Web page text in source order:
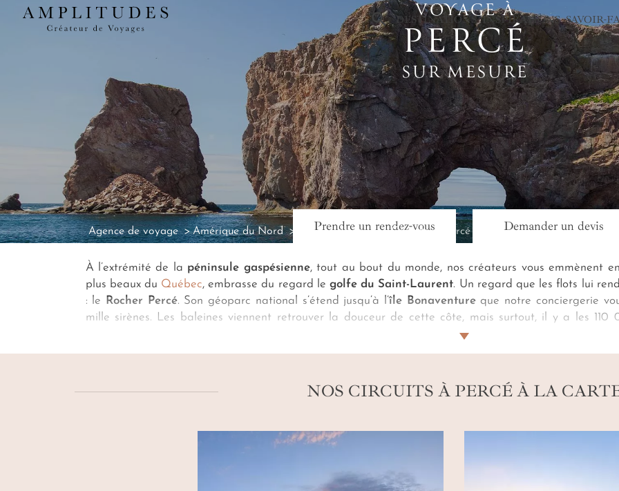
× DESTINATIONS INSPIRATIONS SAVOIR-
VOYAGE À
PERCÉ
SUR MESURE
Prendre un rendez-vous Demander un devis
Agence de voyage Amérique du Nord Agence de voyage Canada Percé
À l’extrémité de la péninsule gaspésienne, tout au bout du monde, nos créateurs vous emmènent
plus beaux du Québec, embrasse du regard legolfe du Saint-Laurent. Un regard que les flots lui
: le Rocher Percé. Son géoparc national s’étend jusqu’à l’île Bonaventureque notre conciergerie
mille sirènes. Les baleines viennent retrouver la douceur de cette côte, mais surtout, il y a les
compagnie des macareux et des mouettes pour former ensemble l’une des plus grandes colonies au
NOS CIRCUITS À PERCÉ À LA